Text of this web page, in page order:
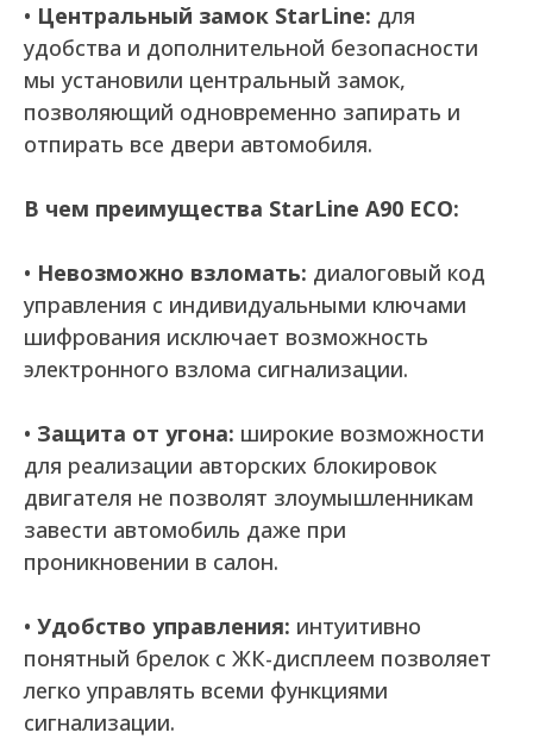
• Центральный замок StarLine: для
удобства и дополнительной безопасности
мы установили центральный замок,
позволяющий одновременно запирать и
отпирать все двери автомобиля.
В чем преимущества StarLine A90 ECO:
• Невозможно взломать: диалоговый код
управления с индивидуальными ключами
шифрования исключает возможность
электронного взлома сигнализации.
• Защита от угона: широкие возможности
для реализации авторских блокировок
двигателя не позволят злоумышленникам
завести автомобиль даже при
проникновении в салон.
• Удобство управления: интуитивно
понятный брелок с ЖК-дисплеем позволяет
легко управлять всеми функциями
сигнализации.